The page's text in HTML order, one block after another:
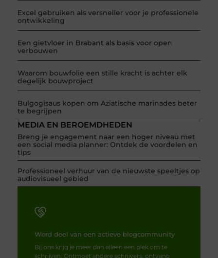
Excel gebruiken als versneller voor je professionele
ontwikkeling
Een gietvloer in Brabant als basis voor open
verbouwen
Waarom bouwfolie een stille kracht is achter elk
degelijk bouwproject
Bulgogisaus kopen om Aziatische marinades beter
te begrijpen
MEDIA EN BEROEMDHEDEN
Breng je engagement naar een hoger niveau met
een social media planner: Ontdek de voordelen en
tips
Professioneel verhuur van de nieuwste speeltjes op
audiovisueel gebied
Word deel van een actieve blogcommunity
Bij ons krijg je meer dan alleen een plek om te
schrijven. Ontmoet andere schrijvers, ontvang